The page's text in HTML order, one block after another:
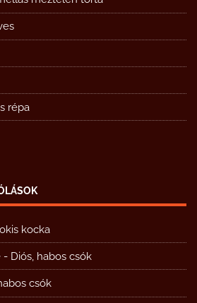
répa
kocka
- Diós, habos csók
csók